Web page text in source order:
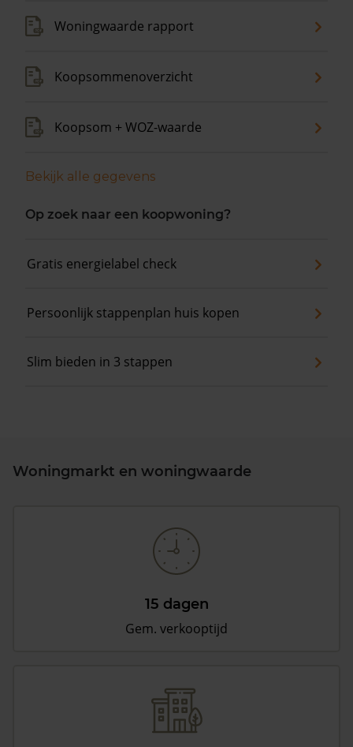
woningwaarde met 11,3% gestegen.
Woningwaarde rapport
Koopsommenoverzicht
Koopsom + WOZ-waarde
Bekijk alle gegevens
Op zoek naar een koopwoning?
Gratis energielabel check
Persoonlijk stappenplan huis kopen
Slim bieden in 3 stappen
Woningmarkt en woningwaarde
15 dagen
Gem. verkooptijd